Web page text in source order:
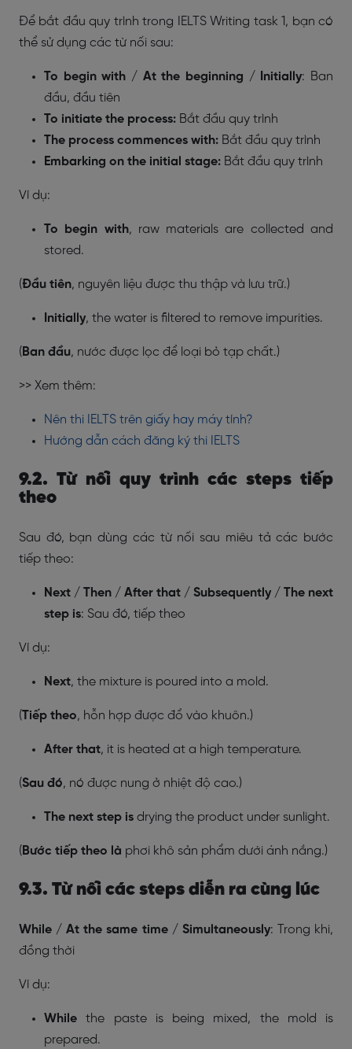
Để bắt đầu quy trình trong IELTS Writing task 1, bạn có
thể sử dụng các từ nối sau:
To begin with / At the beginning / Initially: Ban
đầu, đầu tiên
To initiate the process: Bắt đầu quy trình
The process commences with: Bắt đầu quy trình
Embarking on the initial stage: Bắt đầu quy trình
Ví dụ:
To begin with, raw materials are collected and
stored.
(Đầu tiên, nguyên liệu được thu thập và lưu trữ.)
Initially, the water is filtered to remove impurities.
( Ban đầu, nước được lọc để loại bỏ tạp chất.)
>> Xem thêm:
Nên thi IELTS trên giấy hay máy tính?
Hướng dẫn cách đăng ký thi IELTS
9.2. Từ nối quy trình các steps tiếp
theo
Sau đó, bạn dùng các từ nối sau miêu tả các bước
tiếp theo:
Next / Then / After that / Subsequently / The next
step is: Sau đó, tiếp theo
Ví dụ:
Next, the mixture is poured into a mold.
(Tiếp theo, hỗn hợp được đổ vào khuôn.)
After that, it is heated at a high temperature.
(Sau đó, nó được nung ở nhiệt độ cao.)
The next step is drying the product under sunlight.
( Bước tiếp theo là phơi khô sản phẩm dưới ánh nắng.)
9.3. Từ nối các steps diễn ra cùng lúc
While / At the same time / Simultaneously: Trong khi,
đồng thời
Ví dụ:
While the paste is being mixed, the mold is
prepared.